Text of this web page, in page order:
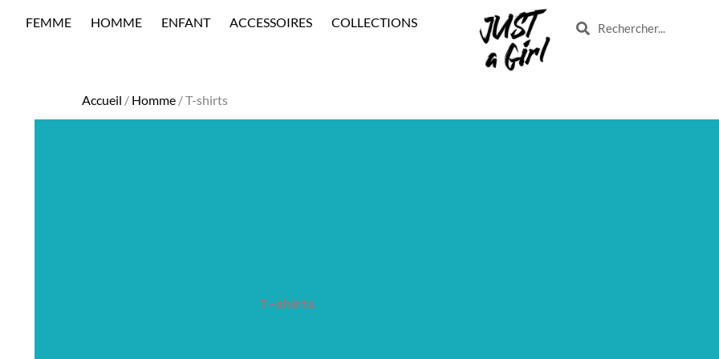
FEMME HOMME ENFANT ACCESSOIRES COLLECTIONS SearchSearch
Accueil / Homme / T-shirts
T-shirts